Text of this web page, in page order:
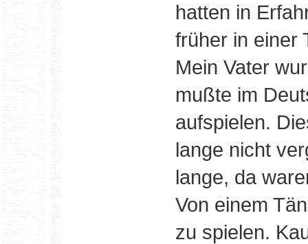
hatten in
früher in einer
Mein Vater
mußte im
aufspielen.
lange nicht
lange, da
Von einem
zu spielen.